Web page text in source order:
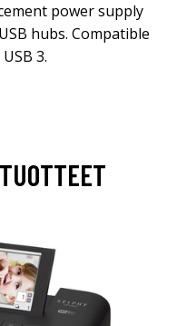
power supply
hubs. Compatible
3.